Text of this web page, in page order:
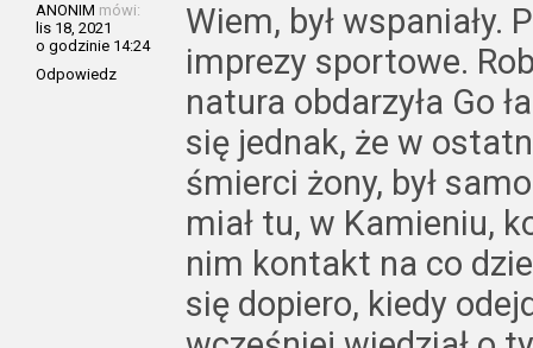
ANONIM mówi:
lis 18, 2021
o godzinie 14:24
Odpowiedz
Wiem, był wspaniały.
imprezy sportowe.
natura obdarzyła Go
się jednak, że w
śmierci żony, był
miał tu, w Kamieniu,
nim kontakt na co
się dopiero, kiedy